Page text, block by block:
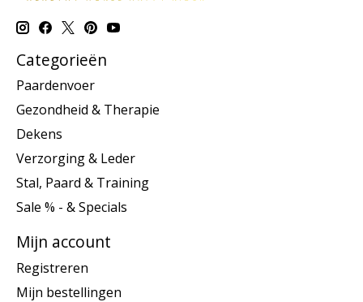
Categorieën
Paardenvoer
Gezondheid & Therapie
Dekens
Verzorging & Leder
Stal, Paard & Training
Sale % - & Specials
Mijn account
Registreren
Mijn bestellingen